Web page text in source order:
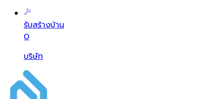
รับสร้างบ้าน
0
บริษัท